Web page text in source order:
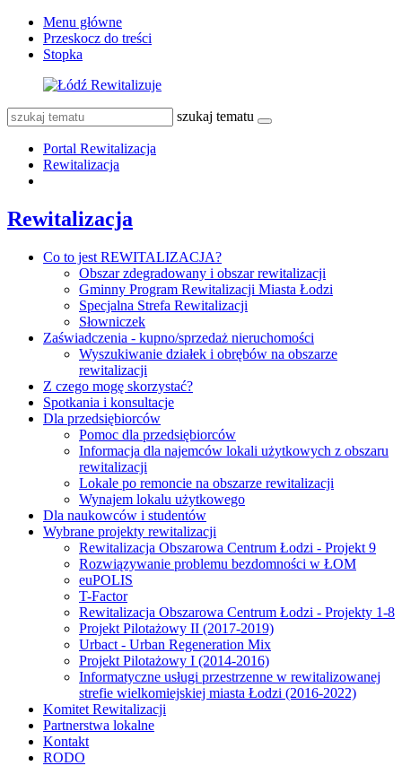
Menu główne
Przeskocz do treści
Stopka
szukaj tematu
Portal Rewitalizacja
Rewitalizacja
Rewitalizacja
Co to jest REWITALIZACJA?
Obszar zdegradowany i obszar rewitalizacji
Gminny Program Rewitalizacji Miasta Łodzi
Specjalna Strefa Rewitalizacji
Słowniczek
Zaświadczenia - kupno/sprzedaż nieruchomości
Wyszukiwanie działek i obrębów na obszarze
rewitalizacji
Z czego mogę skorzystać?
Spotkania i konsultacje
Dla przedsiębiorców
Pomoc dla przedsiębiorców
Informacja dla najemców lokali użytkowych z obszaru
rewitalizacji
Lokale po remoncie na obszarze rewitalizacji
Wynajem lokalu użytkowego
Dla naukowców i studentów
Wybrane projekty rewitalizacji
Rewitalizacja Obszarowa Centrum Łodzi - Projekt 9
Rozwiązywanie problemu bezdomności w ŁOM
euPOLIS
T-Factor
Rewitalizacja Obszarowa Centrum Łodzi - Projekty 1-8
Projekt Pilotażowy II (2017-2019)
Urbact - Urban Regeneration Mix
Projekt Pilotażowy I (2014-2016)
Informatyczne usługi przestrzenne w rewitalizowanej
strefie wielkomiejskiej miasta Łodzi (2016-2022)
Komitet Rewitalizacji
Partnerstwa lokalne
Kontakt
RODO